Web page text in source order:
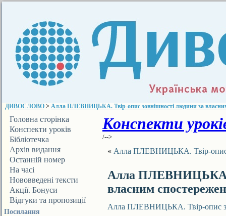
ДИВОСЛОВО > Алла ПЛЕВНИЦЬКА. Твір-опис зовнішності людини за
Головна сторінка
Конспекти уроків
Бібліотечка
ДИВОСЛОВА
Архів видання
Останній номер
На часі
Нововведені тексти
Акції. Бонуси
Відгуки та пропозиції
Посилання
Конспекти
/-->
« Алла ПЛЕВНИЦЬКА. Твір-опис
Алла ПЛЕВНИЦЬКА.
власним
Алла ПЛЕВНИЦЬКА. Твір-опис